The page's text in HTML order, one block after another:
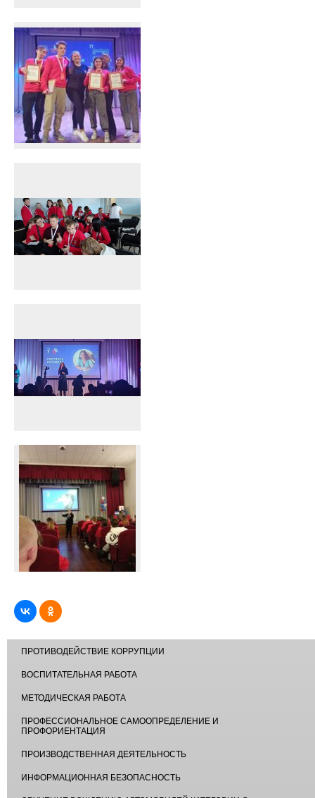
ПРОТИВОДЕЙСТВИЕ КОРРУПЦИИ
ВОСПИТАТЕЛЬНАЯ РАБОТА
МЕТОДИЧЕСКАЯ РАБОТА
ПРОФЕССИОНАЛЬНОЕ САМООПРЕДЕЛЕНИЕ И
ПРОФОРИЕНТАЦИЯ
ПРОИЗВОДСТВЕННАЯ ДЕЯТЕЛЬНОСТЬ
ИНФОРМАЦИОННАЯ БЕЗОПАСНОСТЬ